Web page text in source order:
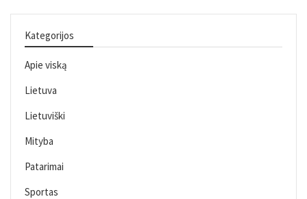
Kategorijos
Apie viską
Lietuva
Lietuviški
Mityba
Patarimai
Sportas